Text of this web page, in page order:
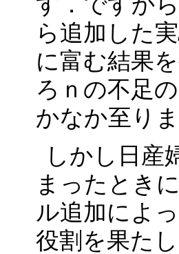
ら追加した
に富む結果
ろｎの不足
かなか至り
しかし日産
まったとき
ル追加によ
役割を果た